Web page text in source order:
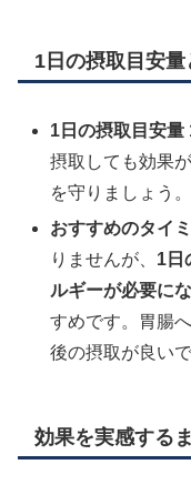
1日の摂取目安
1日の摂取目安量
摂取しても効果
を守りましょう。
おすすめのタイ
りませんが、 1日
ルギーが必要に
すめです。胃腸
後の摂取が良いで
効果を実感する